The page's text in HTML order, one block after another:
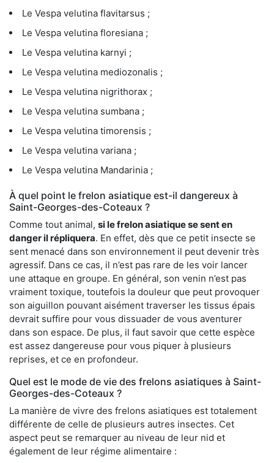
Le Vespa velutina flavitarsus ;
Le Vespa velutina floresiana ;
Le Vespa velutina karnyi ;
Le Vespa velutina mediozonalis ;
Le Vespa velutina nigrithorax ;
Le Vespa velutina sumbana ;
Le Vespa velutina timorensis ;
Le Vespa velutina variana ;
Le Vespa velutina Mandarinia ;
À quel point le frelon asiatique est-il dangereux à
Saint-Georges-des-Coteaux ?
Comme tout animal, si le frelon asiatique se sent en
danger il répliquera. En effet, dès que ce petit insecte se
sent menacé dans son environnement il peut devenir très
agressif. Dans ce cas, il n’est pas rare de les voir lancer
une attaque en groupe. En général, son venin n’est pas
vraiment toxique, toutefois la douleur que peut provoquer
son aiguillon pouvant aisément traverser les tissus épais
devrait suffire pour vous dissuader de vous aventurer
dans son espace. De plus, il faut savoir que cette espèce
est assez dangereuse pour vous piquer à plusieurs
reprises, et ce en profondeur.
Quel est le mode de vie des frelons asiatiques à Saint-
Georges-des-Coteaux ?
La manière de vivre des frelons asiatiques est totalement
différente de celle de plusieurs autres insectes. Cet
aspect peut se remarquer au niveau de leur nid et
également de leur régime alimentaire :